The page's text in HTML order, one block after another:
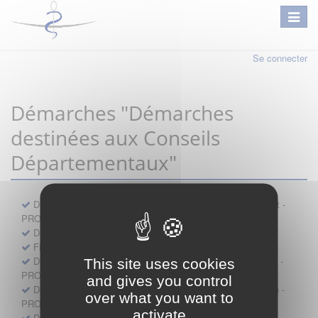
This site uses cookies
and gives you control
over what you want to
activate
Se connecter
Démarches "Démarches
destinées aux Conseils
Départementaux"
Déclaration préalable d'ouverture d'un lieu d'exercice distinct -
PROFESSIONNEL
Demande d'exemption de garde - PROFESSIONNEL
Fiche de signalement d'agression
Demande d’autorisation de se faire assister par un médecin -
PROFESSIONNEL
Demande d'autorisation de tenue de cabinet par un médecin -
PROFESSIONNEL